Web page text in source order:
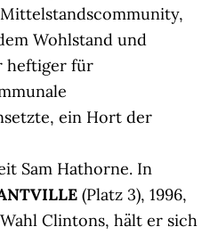
Wohlstand und
heftiger für
ein Hort der
Sam Hathorne. In
(Platz 3), 1996,
Clintons, hält er sich